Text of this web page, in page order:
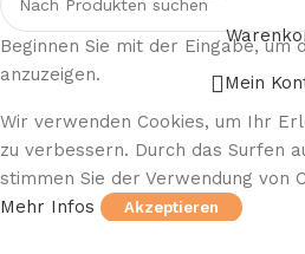
Beginnen Sie mit der Eingabe, um
anzuzeigen.
Mein
Wir verwenden Cookies, um Ihr
zu verbessern. Durch das Surfen
stimmen Sie der Verwendung von
Mehr Infos
Akzeptieren